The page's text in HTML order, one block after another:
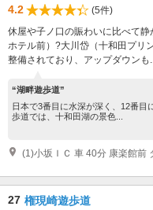
4.2
(5件)
休屋や子ノ口の賑わいに比べて
ホテル前）?大川岱（十和田プリ
整備されており、アップダウンも...
“湖畔遊歩道”
日本で3番目に水深が深く、12番目
歩道では、十和田湖の景色...
27 権現崎遊歩道